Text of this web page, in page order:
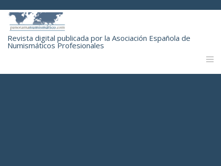
Revista digital publicada por la Asociación Española de
Numismáticos Profesionales